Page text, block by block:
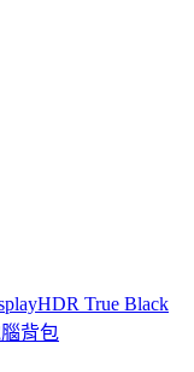
True Black
背包